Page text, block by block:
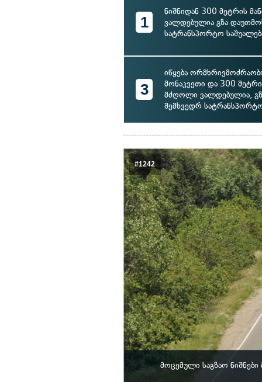
1
ნიშნიდან 300 მეტრის
ვალდებულია გზა
სატრანსპორტო
3
იწყება
მონაკვეთი და 300
მძღოლი ვალდებულია,
შემხვედრ
#1242
მოცემული საგზაო